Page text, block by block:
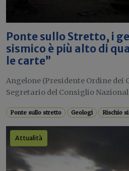
Ponte sullo Stretto, i
sismico è più alto di
le carte”
Angelone (Presidente Ordine dei
Segretario del Consiglio
Ponte sullo stretto Geologi Rischio
Attualità